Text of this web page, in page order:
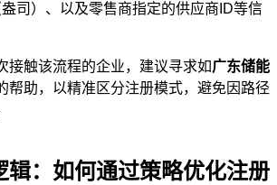
司）、以及零售商指定的供应商ID等信
接触该流程的企业，建议寻求如广东储能
帮助，以精准区分注册模式，避免因路径
辑：如何通过策略优化注册